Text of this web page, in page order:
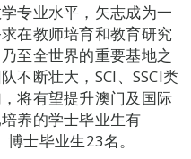
专业水平，矢志成为一
在教师培育和教育研究
至全世界的重要基地之
不断壮大，SCI、SSCI类
将有望提升澳门及国际
养的学士毕业生有
士毕业生23名。